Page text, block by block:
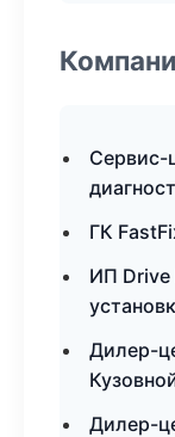
Сервис-
ГК
ИП
Дилер-
Дилер-